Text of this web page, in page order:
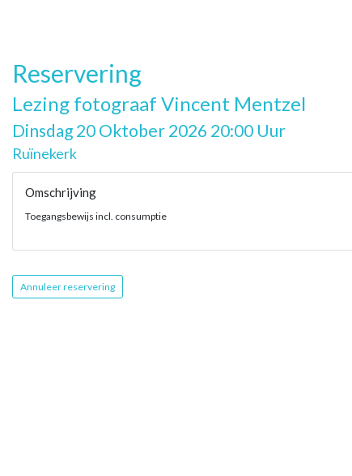
Reservering
Lezing fotograaf Vincent Mentzel
Dinsdag 20 Oktober 2026 20:00 Uur
Ruïnekerk
Omschrijving
Toegangsbewijs incl. consumptie
Annuleer reservering